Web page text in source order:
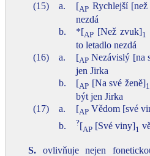
(15)
a. [AP Rychlejší
nezdá
b.
*[AP [Než zvuk]1
to letadlo nezdá
(16)
a. [AP Nezávislý [na
jen Jirka
b.
[AP [Na své ženě]1
být jen Jirka
(17)
a. [AP Vědom [své
b.
?[AP [Své viny]1
S. ovlivňuje nejen